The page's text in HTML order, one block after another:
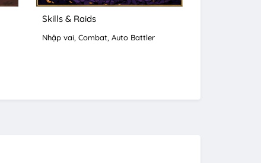
Skills & Raids
Nhập vai Combat Auto Battler